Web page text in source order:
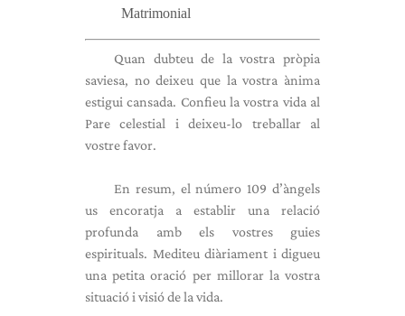
Matrimonial
Quan dubteu de la vostra pròpia
saviesa, no deixeu que la vostra ànima
estigui cansada. Confieu la vostra vida al
Pare celestial i deixeu-lo treballar al
vostre favor.
En resum, el número 109 d’àngels
us encoratja a establir una relació
profunda amb els vostres guies
espirituals. Mediteu diàriament i digueu
una petita oració per millorar la vostra
situació i visió de la vida.